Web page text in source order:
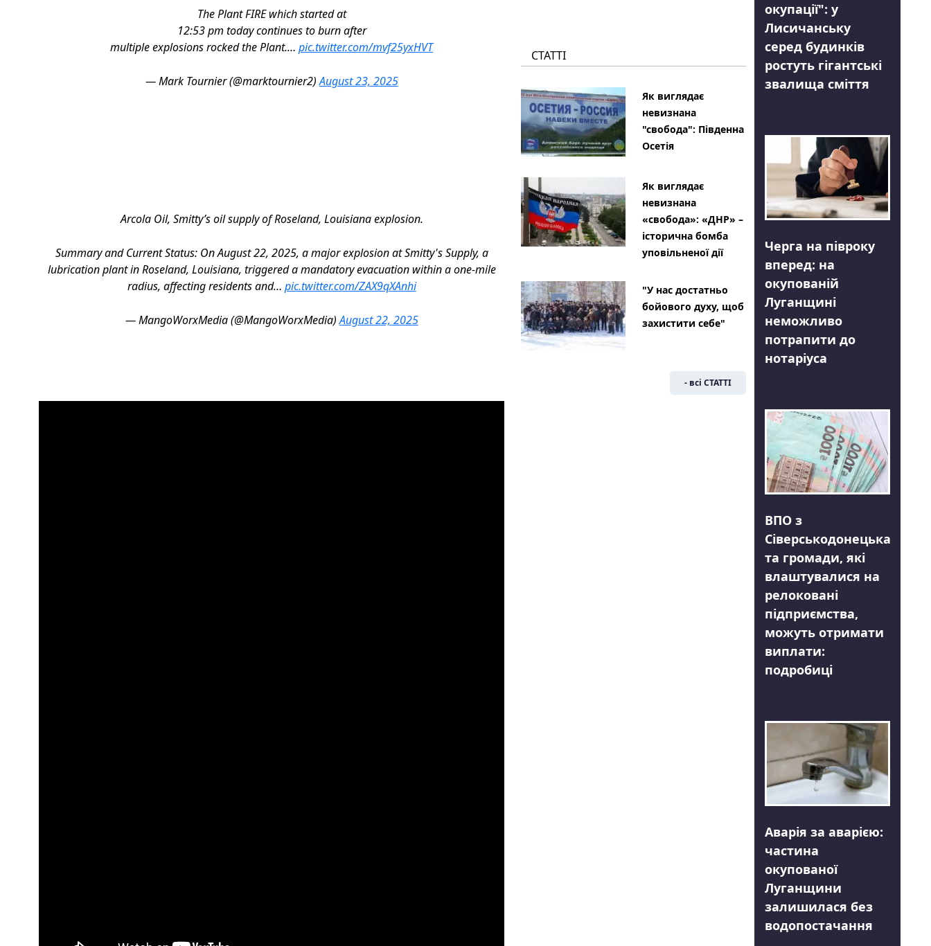
The Plant FIRE which started at
12:53 pm today continues to burn after
multiple explosions rocked the Plant.…pic.twitter.com/mvf25yxHVT
— Mark Tournier (@marktournier2)August 23, 2025
Arcola Oil, Smitty’s oil supply of Roseland, Louisiana explosion.
Summary and Current Status: On August 22, 2025, a major explosion at Smitty's Supply, a
lubrication plant in Roseland, Louisiana, triggered a mandatory evacuation within a one-mile
radius, affecting residents and… pic.twitter.com/ZAX9qXAnhi
— MangoWorxMedia (@MangoWorxMedia)August 22, 2025
СТАТТІ
Як виглядає
невизнана
"свобода": Південна
Осетія
Як виглядає
невизнана
«свобода»: «ДНР» –
історична бомба
уповільненої дії
"У нас достатньо
бойового духу, щоб
захистити себе"
- всі СТАТТІ
окупації": у
Лисичанську
серед будинків
ростуть гігантські
звалища сміття
Черга на півроку
вперед: на
окупованій
Луганщині
неможливо
потрапити до
нотаріуса
ВПО з
Сіверськодонецька
та громади, які
влаштувалися на
релоковані
підприємства,
можуть отримати
виплати:
подробиці
Аварія за аварією:
частина
окупованої
Луганщини
залишилася без
водопостачання